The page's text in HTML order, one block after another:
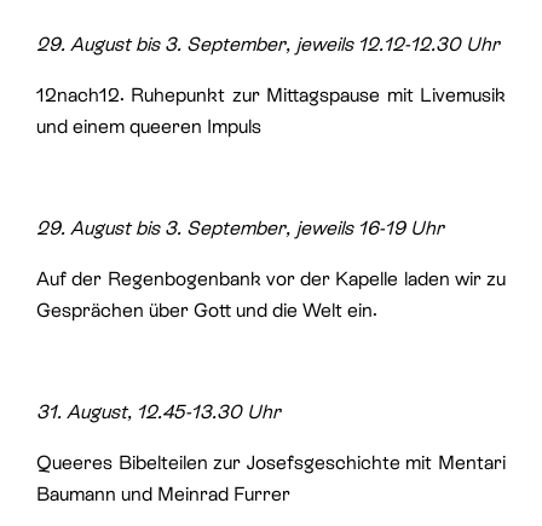
29. August bis 3. September, jeweils 12.12-12.30 Uhr
12nach12. Ruhepunkt zur Mittagspause mit Livemusik
und einem queeren Impuls
29. August bis 3. September, jeweils 16-19 Uhr
Auf der Regenbogenbank vor der Kapelle laden wir zu
Gesprächen über Gott und die Welt ein.
31. August, 12.45-13.30 Uhr
Queeres Bibelteilen zur Josefsgeschichte mit Mentari
Baumann und Meinrad Furrer